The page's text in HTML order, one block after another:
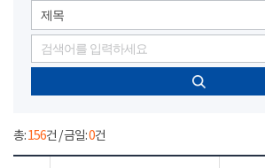
제목
총:156건 / 금일:0건